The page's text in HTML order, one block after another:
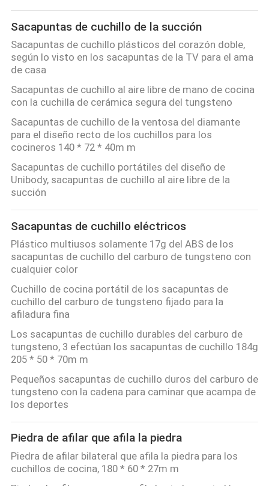
Sacapuntas de cuchillo de la succión
Sacapuntas de cuchillo plásticos del corazón doble,
según lo visto en los sacapuntas de la TV para el ama
de casa
Sacapuntas de cuchillo al aire libre de mano de cocina
con la cuchilla de cerámica segura del tungsteno
Sacapuntas de cuchillo de la ventosa del diamante
para el diseño recto de los cuchillos para los
cocineros 140 * 72 * 40m m
Sacapuntas de cuchillo portátiles del diseño de
Unibody, sacapuntas de cuchillo al aire libre de la
succión
Sacapuntas de cuchillo eléctricos
Plástico multiusos solamente 17g del ABS de los
sacapuntas de cuchillo del carburo de tungsteno con
cualquier color
Cuchillo de cocina portátil de los sacapuntas de
cuchillo del carburo de tungsteno fijado para la
afiladura fina
Los sacapuntas de cuchillo durables del carburo de
tungsteno, 3 efectúan los sacapuntas de cuchillo 184g
205 * 50 * 70m m
Pequeños sacapuntas de cuchillo duros del carburo de
tungsteno con la cadena para caminar que acampa de
los deportes
Piedra de afilar que afila la piedra
Piedra de afilar bilateral que afila la piedra para los
cuchillos de cocina, 180 * 60 * 27m m